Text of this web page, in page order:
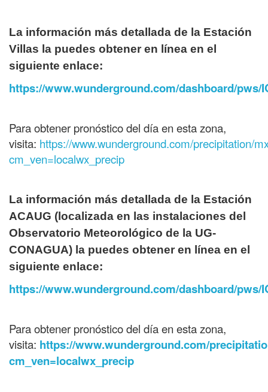
La información más detallada de la Estación
Villas la puedes obtener en línea en el
siguiente enlace:
https://www.wunderground.com/dashboard/pws/
Para obtener pronóstico del día en esta zona,
visita: https://www.wunderground.com/precipitation/
cm_ven=localwx_precip
La información más detallada de la Estación
ACAUG (localizada en las instalaciones del
Observatorio Meteorológico de la UG-
CONAGUA) la puedes obtener en línea en el
siguiente enlace:
https://www.wunderground.com/dashboard/pws/
Para obtener pronóstico del día en esta zona,
visita: https://www.wunderground.com/
cm_ven=localwx_precip